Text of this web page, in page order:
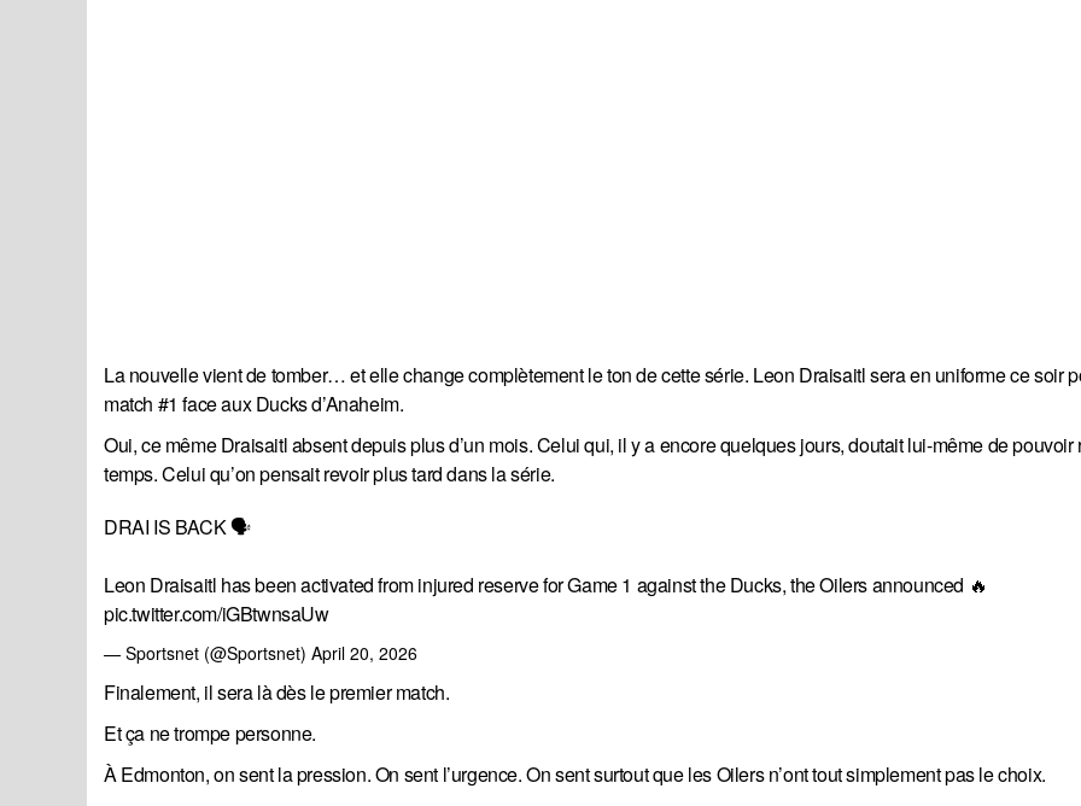
La nouvelle vient de tomber… et elle change complètement le ton de cette série. Leon Draisaitl sera en uniforme ce soir
match #1 face aux Ducks d’Anaheim.
Oui, ce même Draisaitl absent depuis plus d’un mois. Celui qui, il y a encore quelques jours, doutait lui-même de pouvoir
temps. Celui qu’on pensait revoir plus tard dans la série.
DRAI IS BACK 🗣️
Leon Draisaitl has been activated from injured reserve for Game 1 against the Ducks, the Oilers announced 🔥
pic.twitter.com/iGBtwnsaUw
— Sportsnet (@Sportsnet) April 20, 2026
Finalement, il sera là dès le premier match.
Et ça ne trompe personne.
À Edmonton, on sent la pression. On sent l’urgence. On sent surtout que les Oilers n’ont tout simplement pas le choix.